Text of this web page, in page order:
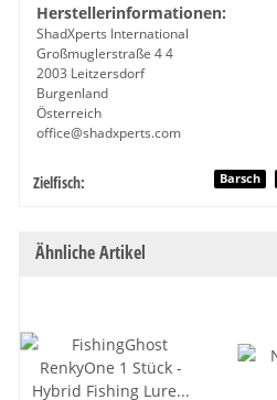
Herstellerinformationen:
ShadXperts International
Großmuglerstraße 4 4
2003 Leitzersdorf
Burgenland
Österreich
office@shadxperts.com
Produkteigenschaft
Wert
Zielfisch: Barsch
Ähnliche Artikel